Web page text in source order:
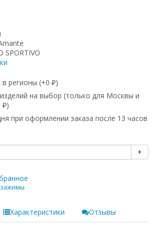
SPORTIVO
регионы (+0 ₽)
на выбор (только для Москвы и
₽)
при оформлении заказа после 13 часов
+
Характеристики Отзывы